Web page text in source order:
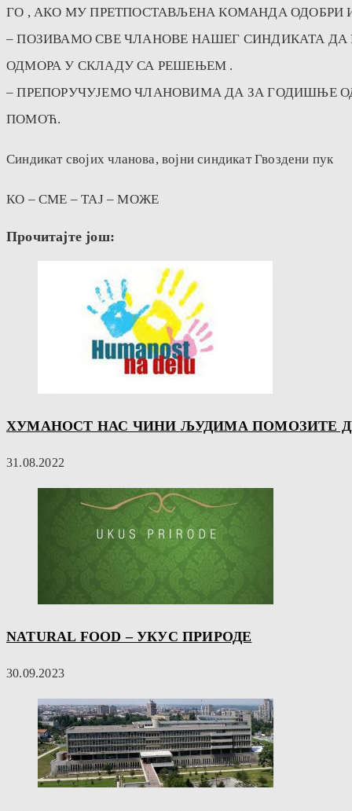
ГО , АКО МУ ПРЕТПОСТАВЉЕНА КОМАНДА
– ПОЗИВАМО СВЕ ЧЛАНОВЕ НАШЕГ СИНДИКАТА
ОДМОРА У СКЛАДУ СА РЕШЕЊЕМ .
– ПРЕПОРУЧУЈЕМО ЧЛАНОВИМА ДА ЗА ГОДИШЊЕ
ПОМОЋ.
Синдикат својих чланова, војни синдикат Гвоздени пук
КО – СМЕ – ТАЈ – МОЖЕ
Прочитајте још:
ХУМАНОСТ НАС ЧИНИ ЉУДИМА ПОМОЗИТЕ
31.08.2022
NATURAL FOOD – УКУС ПРИРОДЕ
30.09.2023